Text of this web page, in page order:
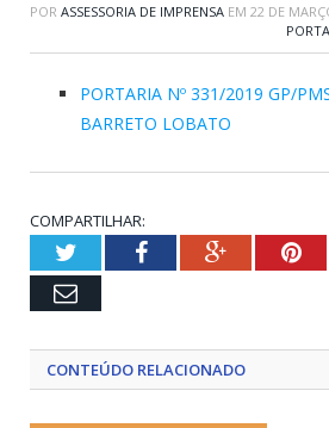
POR ASSESSORIA DE IMPRENSA EM 22 DE
PORTARIA Nº 331/2019 GP/
BARRETO LOBATO
COMPARTILHAR:
TwitterFacebookGoogle+
Email
CONTEÚDO RELACIONADO